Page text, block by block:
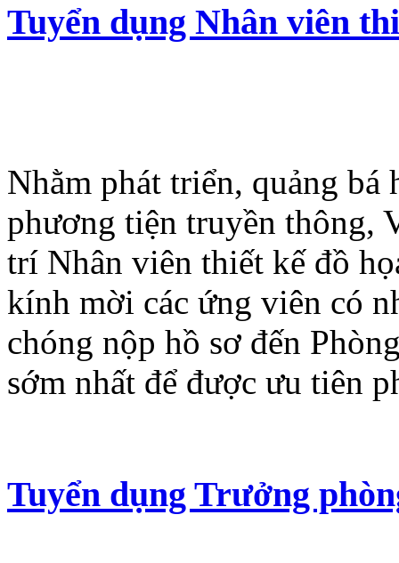
Tuyển dụng Nhân viên
Nhằm phát triển, quảng bá
phương tiện truyền thông,
trí Nhân viên thiết kế đồ
kính mời các ứng viên có
chóng nộp hồ sơ đến
sớm nhất để được ưu tiên
Tuyển dụng Trưởng